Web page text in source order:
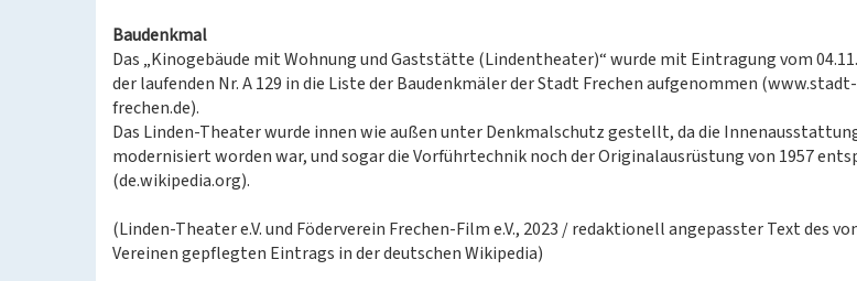
Baudenkmal
Das „Kinogebäude mit Wohnung und Gaststätte (Lindentheater)“ wurde mit Eintragung vom
der laufenden Nr. A 129 in die Liste der Baudenkmäler der Stadt Frechen aufgenommen (www.stadt-
frechen.de).
Das Linden-Theater wurde innen wie außen unter Denkmalschutz gestellt, da die
modernisiert worden war, und sogar die Vorführtechnik noch der Originalausrüstung von 1957
(de.wikipedia.org).
(Linden-Theater e.V. und Föderverein Frechen-Film e.V., 2023 / redaktionell angepasster Text des
Vereinen gepflegten Eintrags in der deutschen Wikipedia)